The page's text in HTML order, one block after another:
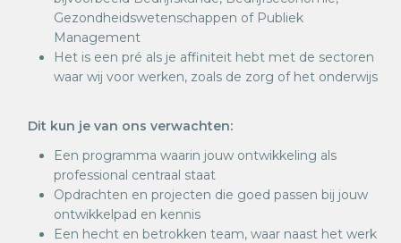
Gezondheidswetenschappen of Publiek
Management
Het is een pré als je affiniteit hebt met de sectoren
waar wij voor werken, zoals de zorg of het onderwijs
Dit kun je van ons verwachten:
Een programma waarin jouw ontwikkeling als
professional centraal staat
Opdrachten en projecten die goed passen bij jouw
ontwikkelpad en kennis
Een hecht en betrokken team, waar naast het werk